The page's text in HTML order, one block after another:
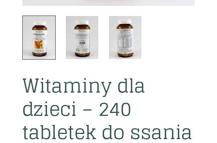
Witaminy dla
dzieci – 240
tabletek do ssania